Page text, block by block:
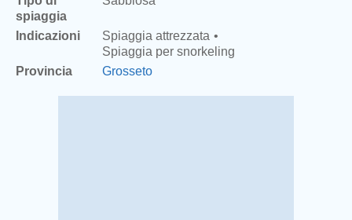
spiaggia
Indicazioni
Spiaggia attrezzata
Spiaggia per snorkeling
Provincia
Grosseto